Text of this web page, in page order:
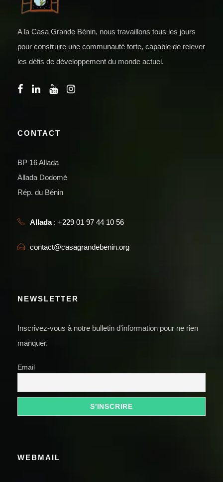
A la Casa Grande Bénin, nous travaillons tous les jours
pour construire une communauté forte, capable de relever
les défis de développement du monde actuel.
CONTACT
BP 16 Allada
Allada Dodomè
Rép. du Bénin
Allada: +229 01 97 44 10 56
contact@casagrandebenin.org
NEWSLETTER
Inscrivez-vous à notre bulletin d'information pour ne rien
manquer.
Email
WEBMAIL